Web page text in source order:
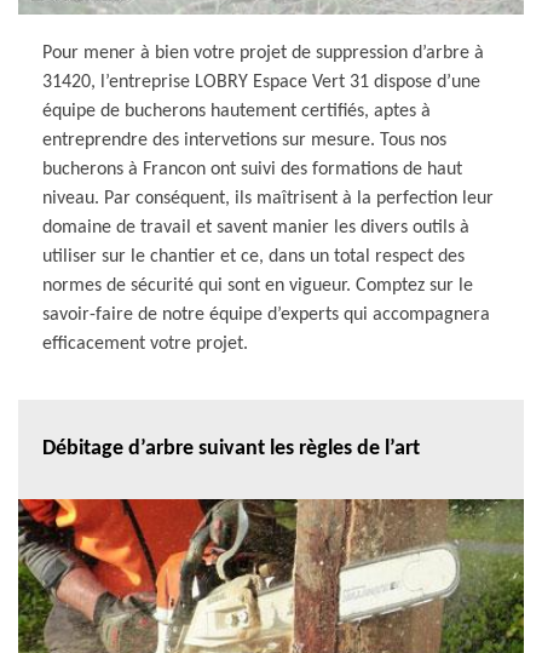
Pour mener à bien votre projet de suppression d’arbre à
31420, l’entreprise LOBRY Espace Vert 31 dispose d’une
équipe de bucherons hautement certifiés, aptes à
entreprendre des intervetions sur mesure. Tous nos
bucherons à Francon ont suivi des formations de haut
niveau. Par conséquent, ils maîtrisent à la perfection leur
domaine de travail et savent manier les divers outils à
utiliser sur le chantier et ce, dans un total respect des
normes de sécurité qui sont en vigueur. Comptez sur le
savoir-faire de notre équipe d’experts qui accompagnera
efficacement votre projet.
Débitage d’arbre suivant les règles de l’art